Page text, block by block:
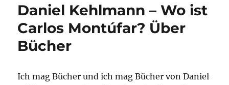
Daniel Kehlmann – Wo ist
Carlos Montúfar? Über
Bücher
Ich mag Bücher und ich mag Bücher von Daniel